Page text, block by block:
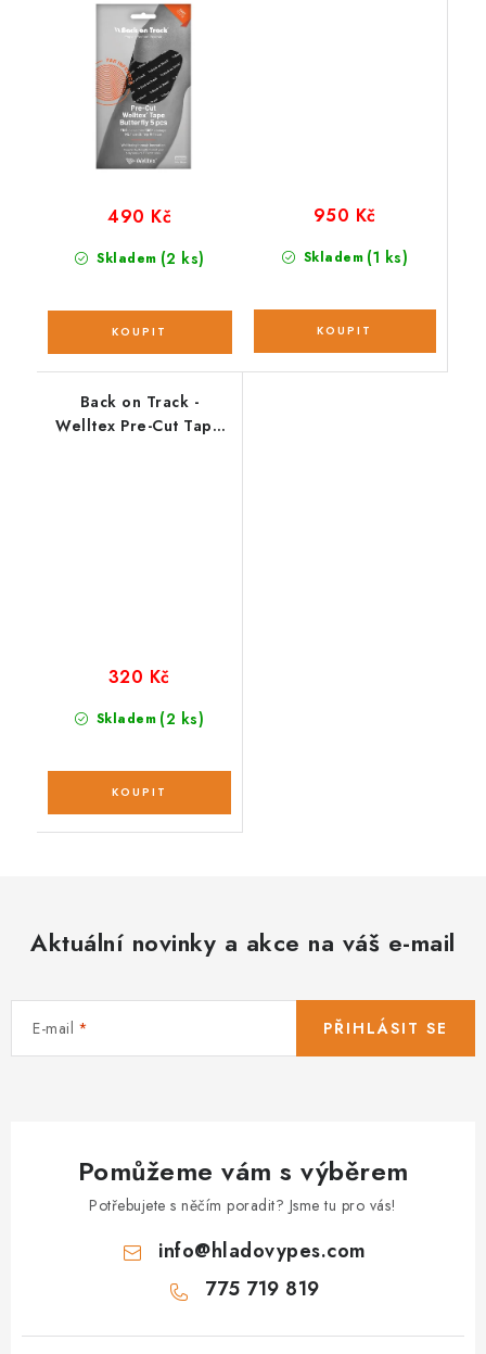
kinesiotejp 5 ks
Skladem (2 ks)
490 Kč
Skladem (1 ks)
950 Kč
Back on Track -
Welltex Pre-Cut Tape
Skladem (2 ks)
320 Kč
Aktuální novinky a akce na váš e-mail
E-mail PŘIHLÁSIT SE
Pomůžeme vám s výběrem
Potřebujete s něčím poradit? Jsme tu pro vás!
info@hladovypes.com
775 719 819